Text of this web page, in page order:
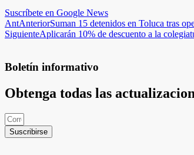
Suscríbete en Google News
AntAnteriorSuman 15 detenidos en Toluca tras
SiguienteAplicarán 10% de descuento a la
Boletín informativo
Obtenga todas las
Suscribirse